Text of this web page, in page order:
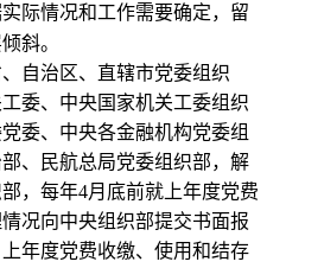
际情况和工作需要确定，留
斜。
自治区、直辖市党委组织
委、中央国家机关工委组织
委、中央各金融机构党委组
、民航总局党委组织部，解
，每年4月底前就上年度党费
况向中央组织部提交书面报
年度党费收缴、使用和结存